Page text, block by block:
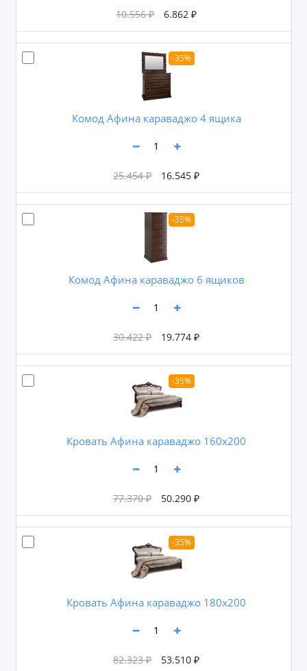
10.556 ₽ 6.862 ₽
-35%
Комод Афина караваджо 4 ящика
25.454 ₽ 16.545 ₽
-35%
Комод Афина караваджо 6 ящиков
30.422 ₽ 19.774 ₽
-35%
Кровать Афина караваджо 160х200
77.370 ₽ 50.290 ₽
-35%
Кровать Афина караваджо 180х200
82.323 ₽ 53.510 ₽